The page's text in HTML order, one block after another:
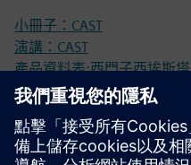
小冊子：CAST
演講：CAST
產品資料表:西門子西埃斯塔
文件：CAST
先決條件